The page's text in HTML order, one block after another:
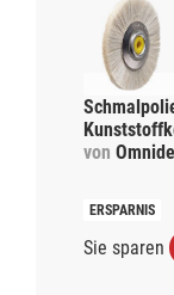
von
Sie sparen